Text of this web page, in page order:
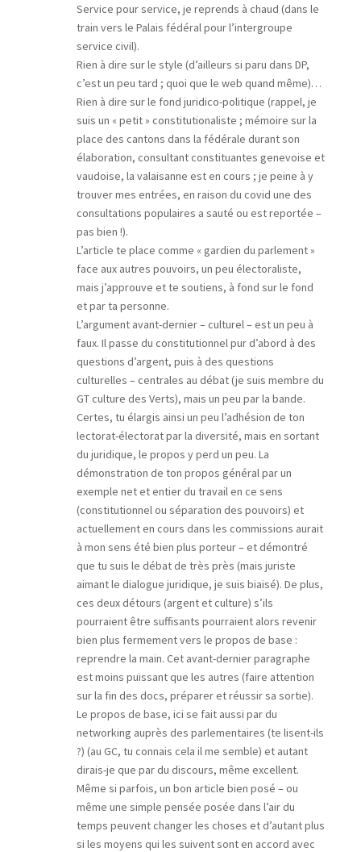
Service pour service, je reprends à chaud (dans le
train vers le Palais fédéral pour l’intergroupe
service civil).
Rien à dire sur le style (d’ailleurs si paru dans DP,
c’est un peu tard ; quoi que le web quand même)…
Rien à dire sur le fond juridico-politique (rappel, je
suis un « petit » constitutionaliste ; mémoire sur la
place des cantons dans la fédérale durant son
élaboration, consultant constituantes genevoise et
vaudoise, la valaisanne est en cours ; je peine à y
trouver mes entrées, en raison du covid une des
consultations populaires a sauté ou est reportée –
pas bien !).
L’article te place comme « gardien du parlement »
face aux autres pouvoirs, un peu électoraliste,
mais j’approuve et te soutiens, à fond sur le fond
et par ta personne.
L’argument avant-dernier – culturel – est un peu à
faux. Il passe du constitutionnel pur d’abord à des
questions d’argent, puis à des questions
culturelles – centrales au débat (je suis membre du
GT culture des Verts), mais un peu par la bande.
Certes, tu élargis ainsi un peu l’adhésion de ton
lectorat-électorat par la diversité, mais en sortant
du juridique, le propos y perd un peu. La
démonstration de ton propos général par un
exemple net et entier du travail en ce sens
(constitutionnel ou séparation des pouvoirs) et
actuellement en cours dans les commissions aurait
à mon sens été bien plus porteur – et démontré
que tu suis le débat de très près (mais juriste
aimant le dialogue juridique, je suis biaisé). De plus,
ces deux détours (argent et culture) s’ils
pourraient être suffisants pourraient alors revenir
bien plus fermement vers le propos de base :
reprendre la main. Cet avant-dernier paragraphe
est moins puissant que les autres (faire attention
sur la fin des docs, préparer et réussir sa sortie).
Le propos de base, ici se fait aussi par du
networking auprès des parlementaires (te lisent-ils
?) (au GC, tu connais cela il me semble) et autant
dirais-je que par du discours, même excellent.
Même si parfois, un bon article bien posé – ou
même une simple pensée posée dans l’air du
temps peuvent changer les choses et d’autant plus
si les moyens qui les suivent sont en accord avec